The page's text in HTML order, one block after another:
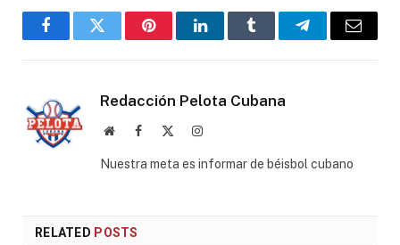
FacebookTwitter PinterestLinkedInTumblr TelegramEmail
Redacción Pelota Cubana
WebsiteFacebook Instagram
Nuestra meta es informar de béisbol cubano
RELATED POSTS